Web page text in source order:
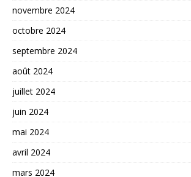
novembre 2024
octobre 2024
septembre 2024
août 2024
juillet 2024
juin 2024
mai 2024
avril 2024
mars 2024